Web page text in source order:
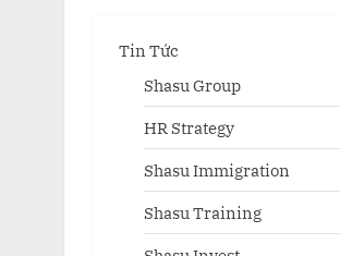
Tin Tức
Shasu Group
HR Strategy
Shasu Immigration
Shasu Training